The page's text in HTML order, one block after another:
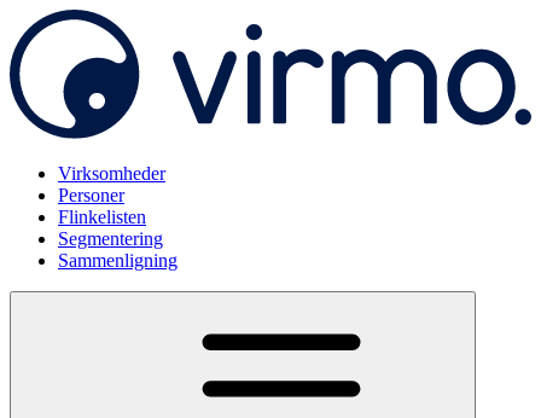
Virksomheder
Personer
Flinkelisten
Segmentering
Sammenligning